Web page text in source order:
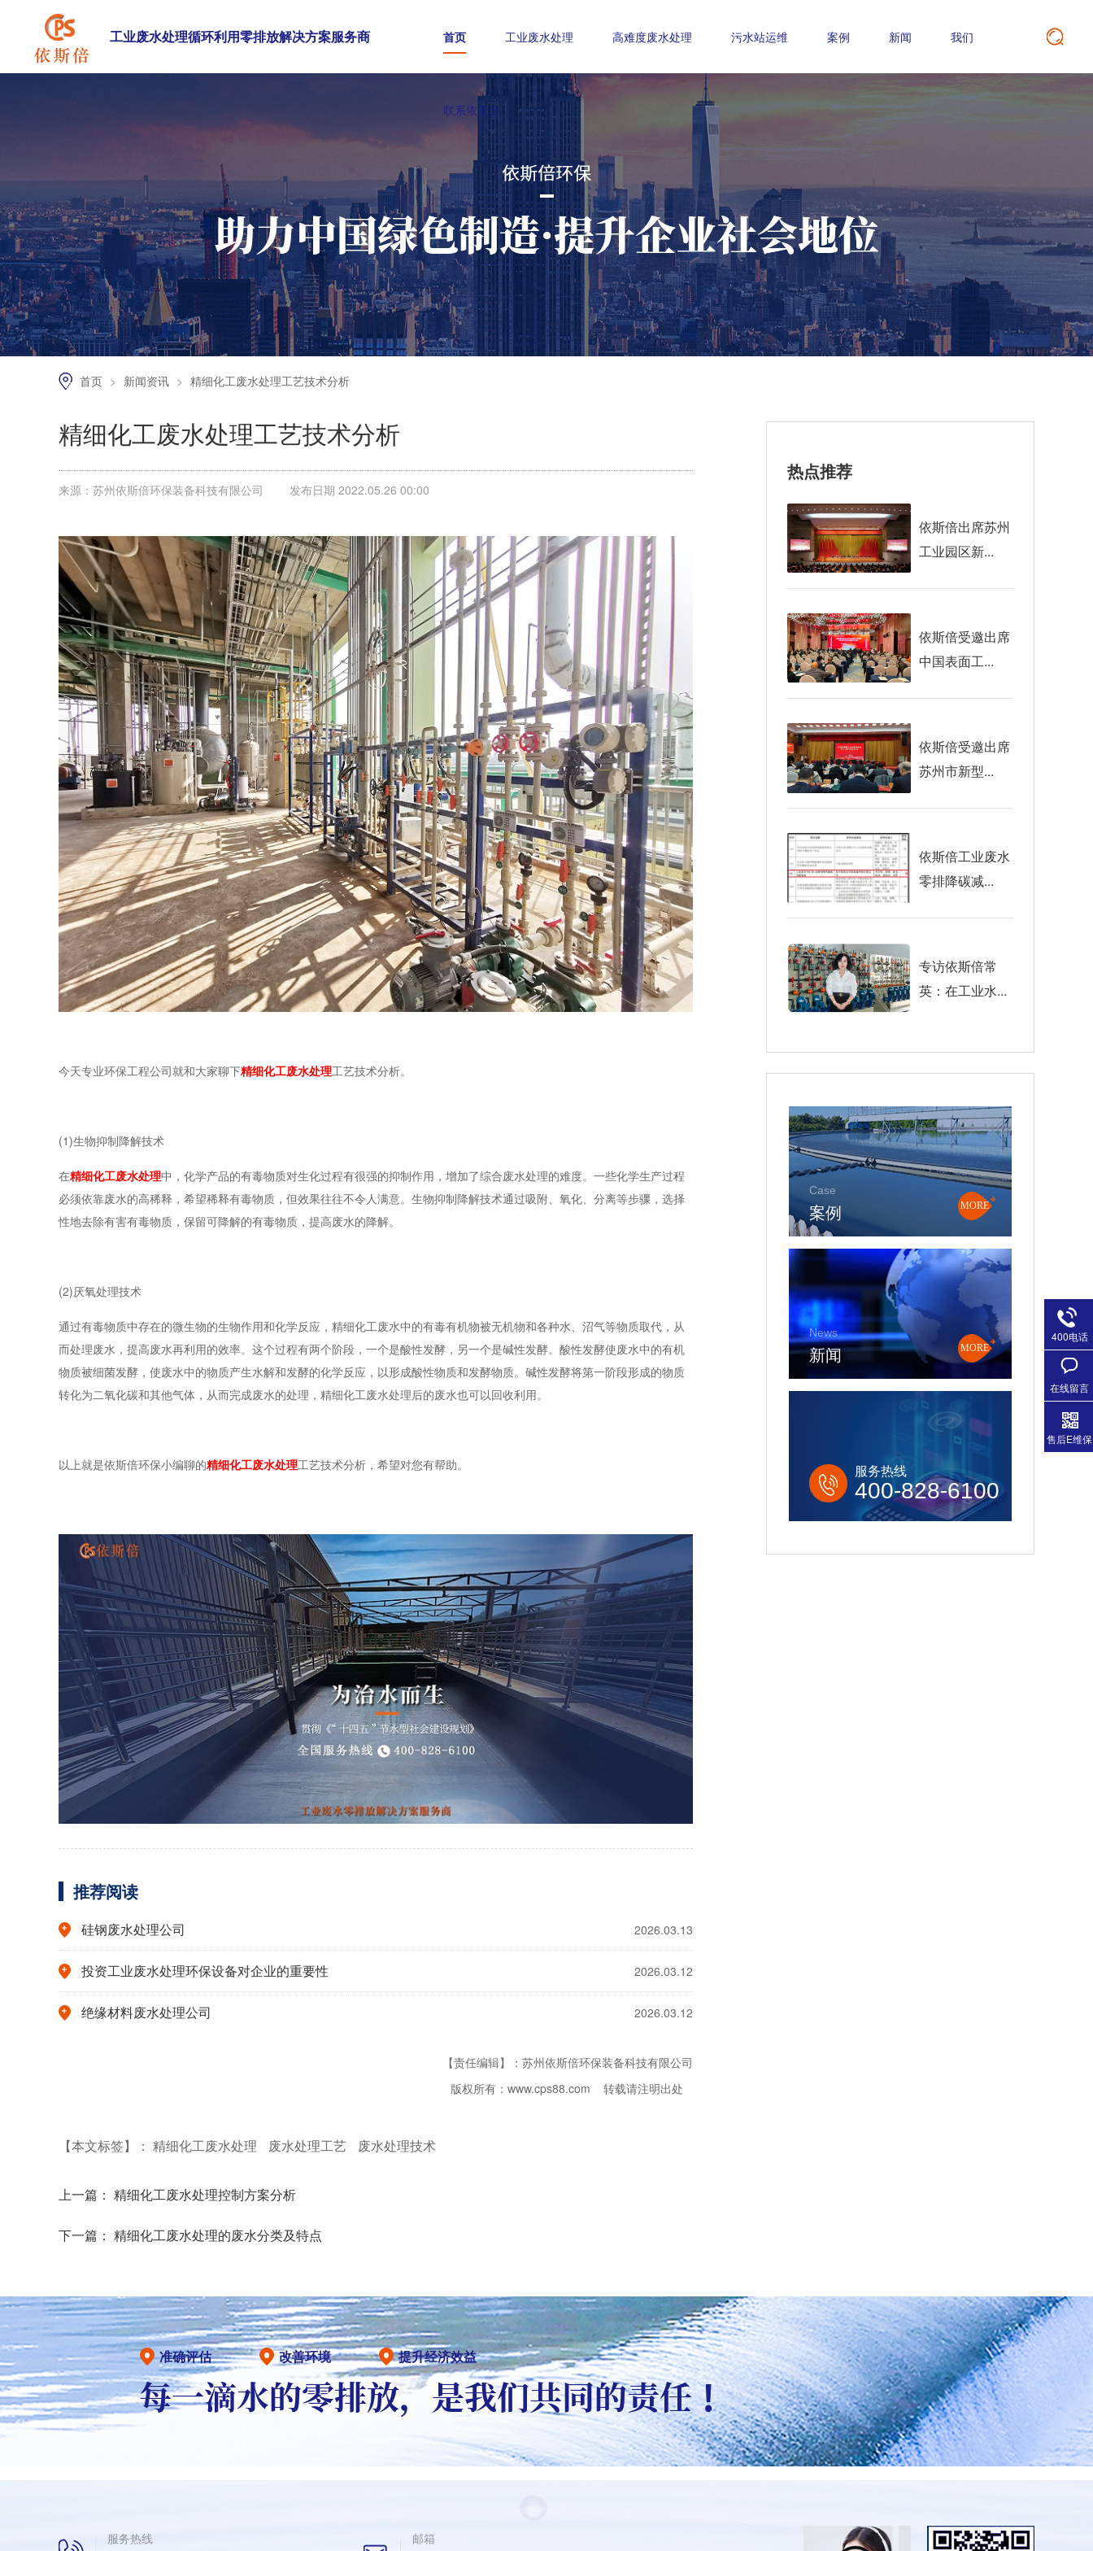
工业废水处理循环利用零排放解决方案服务商 首页 工业废水处理 高难度废水处理 污水站运维 案例 新闻 我们
联系依斯倍
首页 > 新闻资讯 > 精细化工废水处理工艺技术分析
精细化工废水处理工艺技术分析
来源：苏州依斯倍环保装备科技有限公司 发布日期 2022.05.26 00:00
今天专业环保工程公司就和大家聊下精细化工废水处理工艺技术分析。
(1)生物抑制降解技术
在精细化工废水处理中，化学产品的有毒物质对生化过程有很强的抑制作用，增加了综合废水处理的难度。一些化学生产过程
必须依靠废水的高稀释，希望稀释有毒物质，但效果往往不令人满意。生物抑制降解技术通过吸附、氧化、分离等步骤，选择
性地去除有害有毒物质，保留可降解的有毒物质，提高废水的降解。
(2)厌氧处理技术
通过有毒物质中存在的微生物的生物作用和化学反应，精细化工废水中的有毒有机物被无机物和各种水、沼气等物质取代，从
而处理废水，提高废水再利用的效率。这个过程有两个阶段，一个是酸性发酵，另一个是碱性发酵。酸性发酵使废水中的有机
物质被细菌发酵，使废水中的物质产生水解和发酵的化学反应，以形成酸性物质和发酵物质。碱性发酵将第一阶段形成的物质
转化为二氧化碳和其他气体，从而完成废水的处理，精细化工废水处理后的废水也可以回收利用。
以上就是依斯倍环保小编聊的精细化工废水处理工艺技术分析，希望对您有帮助。
推荐阅读
2026.03.13
硅钢废水处理公司
2026.03.12
投资工业废水处理环保设备对企业的重要性
2026.03.12
绝缘材料废水处理公司
【责任编辑】：苏州依斯倍环保装备科技有限公司
版权所有：www.cps88.com 转载请注明出处
【本文标签】： 精细化工废水处理 废水处理工艺 废水处理技术
上一篇： 精细化工废水处理控制方案分析
下一篇： 精细化工废水处理的废水分类及特点
热点推荐
依斯倍出席苏州
工业园区新...
依斯倍受邀出席
中国表面工...
依斯倍受邀出席
苏州市新型...
依斯倍工业废水
零排降碳减...
专访依斯倍常
英：在工业水...
Case
案例 MORE
News
新闻 MORE
服务热线
400-828-6100
准确评估 改善环境 提升经济效益
服务热线 邮箱
400电话
在线留言
售后E维保